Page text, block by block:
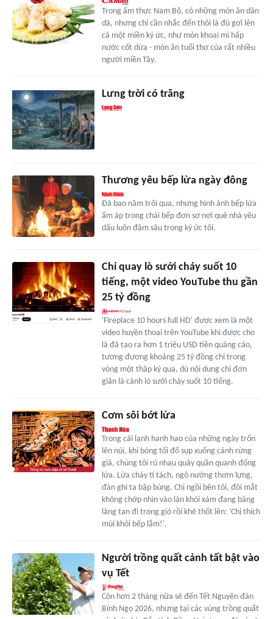
Trong ẩm thực Nam Bộ, có những món ăn dân
dã, nhưng chỉ cần nhắc đến thôi là đủ gợi lên
cả một miền ký ức, như món khoai mì hấp
nước cốt dừa - món ăn tuổi thơ của rất nhiều
người miền Tây.
Lưng trời có trăng
Thương yêu bếp lửa ngày đông
Đã bao năm trôi qua, nhưng hình ảnh bếp lửa
ấm áp trong chái bếp đơn sơ nơi quê nhà yêu
dấu luôn đậm sâu trong ký ức tôi.
Chỉ quay lò sưởi cháy suốt 10
tiếng, một video YouTube thu gần
25 tỷ đồng
'Fireplace 10 hours full HD' được xem là một
video huyền thoại trên YouTube khi được cho
là đã tạo ra hơn 1 triệu USD tiền quảng cáo,
tương đương khoảng 25 tỷ đồng chỉ trong
vòng một thập kỷ qua, dù nội dung chỉ đơn
giản là cảnh lò sưởi cháy suốt 10 tiếng.
Cơm sôi bớt lửa
Trong cái lạnh hanh hao của những ngày trốn
lên núi, khi bóng tối đổ sụp xuống cánh rừng
già, chúng tôi rủ nhau quây quần quanh đống
lửa. Lửa cháy tí tách, ngô nướng thơm lựng,
đàn ghi ta bập bùng. Chị ngồi bên tôi, đôi mắt
không chớp nhìn vào làn khói xám đang bảng
lảng tan đi trong gió rồi khẽ thốt lên: 'Chị thích
mùi khói bếp lắm!'.
Người trồng quất cảnh tất bật vào
vụ Tết
Còn hơn 2 tháng nữa sẽ đến Tết Nguyên đán
Bính Ngọ 2026, nhưng tại các vùng trồng quất